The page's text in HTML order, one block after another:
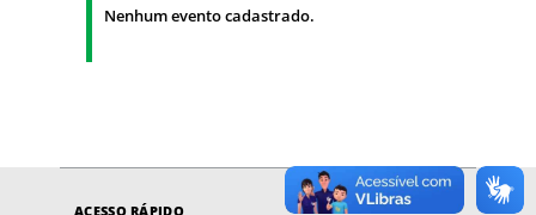
Nenhum evento cadastrado.
ACESSO RÁPIDO